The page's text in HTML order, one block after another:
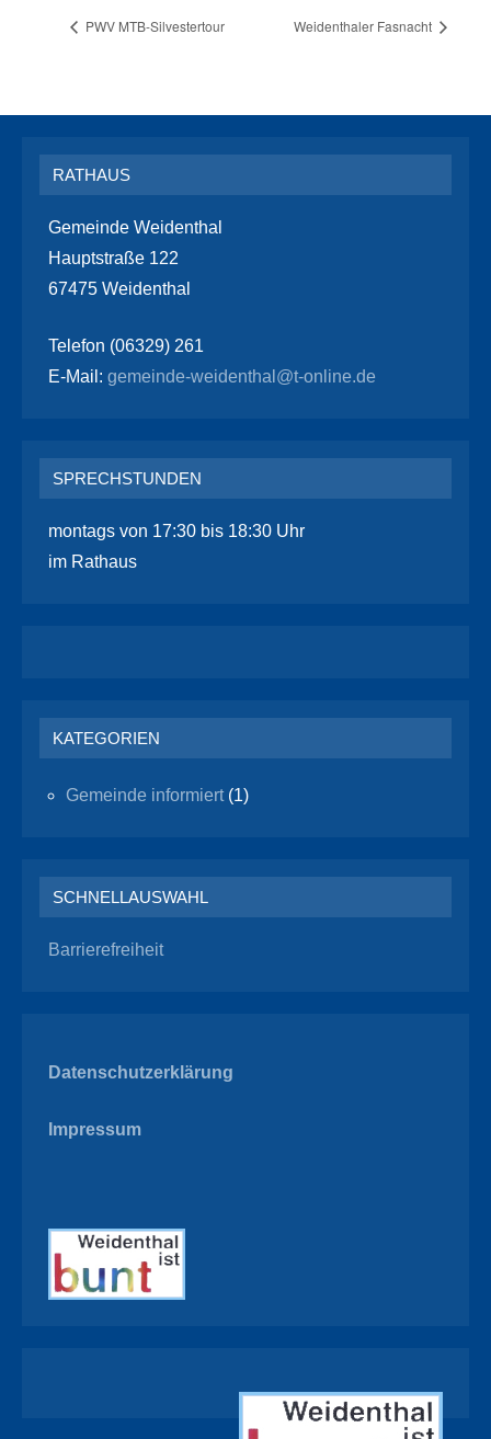
PWV MTB-Silvestertour Weidenthaler Fasnacht
RATHAUS
Gemeinde Weidenthal
Hauptstraße 122
67475 Weidenthal
Telefon (06329) 261
E-Mail: gemeinde-weidenthal@t-online.de
SPRECHSTUNDEN
montags von 17:30 bis 18:30 Uhr
im Rathaus
KATEGORIEN
Gemeinde informiert(1)
SCHNELLAUSWAHL
Barrierefreiheit
Datenschutzerklärung
Impressum